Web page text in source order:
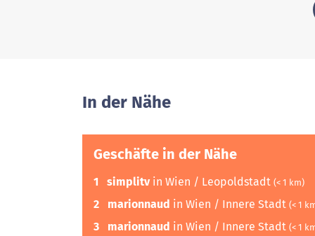
In der Nähe
Geschäfte in der Nähe
1 simplitvin Wien / Leopoldstadt (< 1 km)
2 marionnaud in Wien / Innere Stadt (< 1
3 marionnaud in Wien / Innere Stadt (< 1